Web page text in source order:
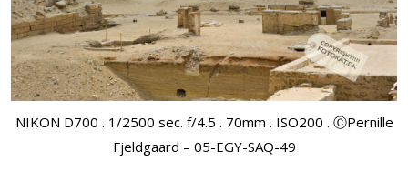
NIKON D700 . 1/2500 sec. f/4.5 . 70mm . ISO200 . ⒸPernille
Fjeldgaard – 05-EGY-SAQ-49